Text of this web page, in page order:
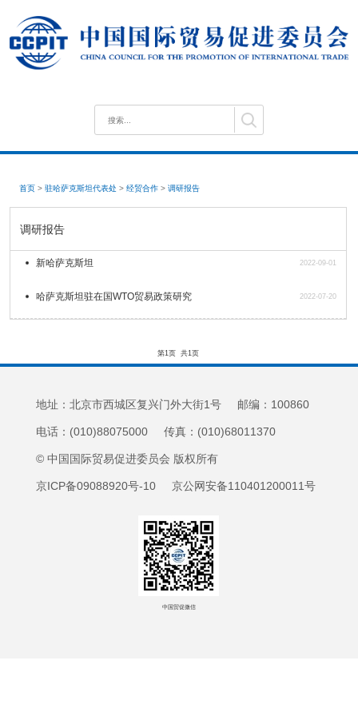
首页 > 驻哈萨克斯坦代表处 > 经贸合作 > 调研报告
调研报告
新哈萨克斯坦 2022-09-01
哈萨克斯坦驻在国WTO贸易政策研究 2022-07-20
第1页 共1页
地址：北京市西城区复兴门外大街1号 邮编：100860
电话：(010)88075000 传真：(010)68011370
© 中国国际贸易促进委员会 版权所有
京ICP备09088920号-10 京公网安备110401200011号
中国贸促微信